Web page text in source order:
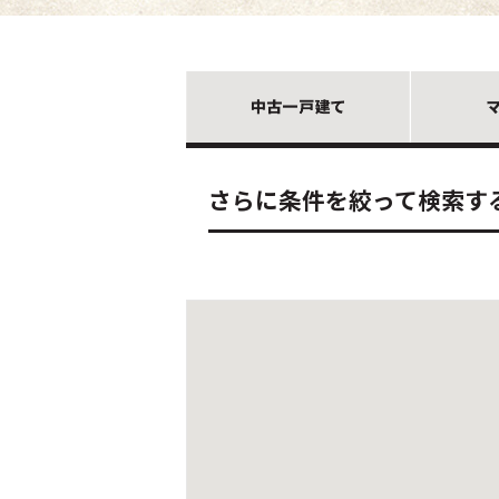
さらに条件を絞って検索す